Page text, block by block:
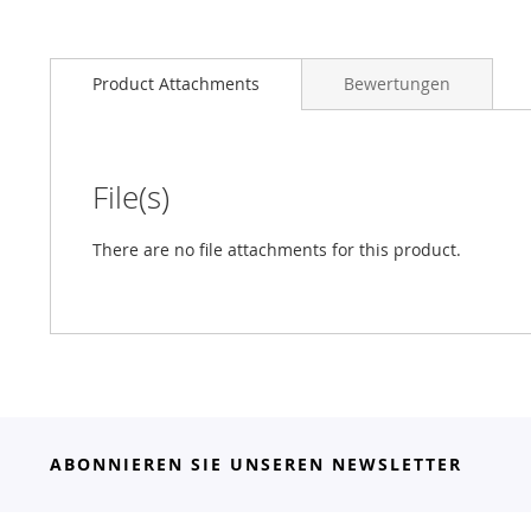
Product Attachments
File(s)
There are no file attachments for this product.
Bewertungen
ABONNIEREN SIE UNSEREN NEWSLETTER